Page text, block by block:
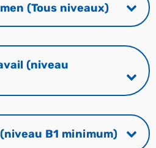
(Tous niveaux)
(niveau
B1 minimum)